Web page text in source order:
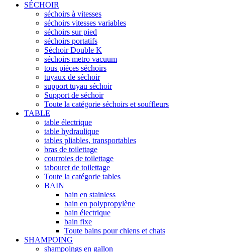
SÉCHOIR
séchoirs à vitesses
séchoirs vitesses variables
séchoirs sur pied
séchoirs portatifs
Séchoir Double K
séchoirs metro vacuum
tous pièces séchoirs
tuyaux de séchoir
support tuyau séchoir
Support de séchoir
Toute la catégorie séchoirs et souffleurs
TABLE
table électrique
table hydraulique
tables pliables, transportables
bras de toilettage
courroies de toilettage
tabouret de toilettage
Toute la catégorie tables
BAIN
bain en stainless
bain en polypropylène
bain électrique
bain fixe
Toute bains pour chiens et chats
SHAMPOING
shampoings en gallon